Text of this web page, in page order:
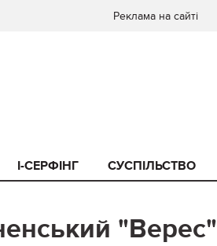
Реклама на сайті
I-СЕРФІНГ СУСПІЛЬСТВО
"Верес"